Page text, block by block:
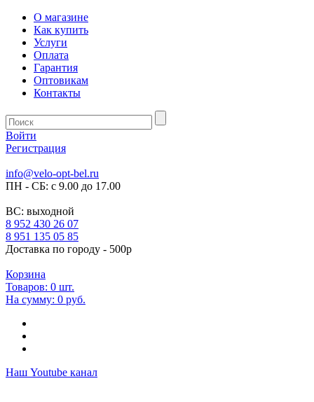
О магазине
Как купить
Услуги
Оплата
Гарантия
Оптовикам
Контакты
Войти
Регистрация
info@velo-opt-bel.ru
ПН - СБ: с 9.00 до 17.00
ВС: выходной
8 952 430 26 07
8 951 135 05 85
Доставка по городу - 500р
Корзина
Товаров: 0 шт.
На сумму: 0 руб.
Наш Youtube канал